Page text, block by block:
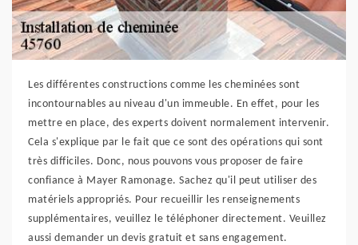
Les différentes constructions comme les cheminées sont
incontournables au niveau d'un immeuble. En effet, pour les
mettre en place, des experts doivent normalement intervenir.
Cela s'explique par le fait que ce sont des opérations qui sont
très difficiles. Donc, nous pouvons vous proposer de faire
confiance à Mayer Ramonage. Sachez qu'il peut utiliser des
matériels appropriés. Pour recueillir les renseignements
supplémentaires, veuillez le téléphoner directement. Veuillez
aussi demander un devis gratuit et sans engagement.